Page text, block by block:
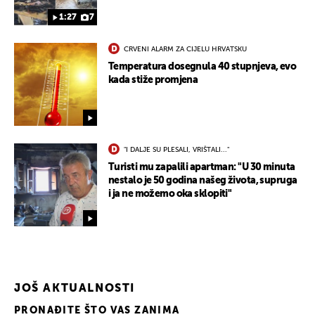
1:27 7
CRVENI ALARM ZA CIJELU HRVATSKU
Temperatura dosegnula 40 stupnjeva, evo
kada stiže promjena
"I DALJE SU PLESALI, VRIŠTALI..."
Turisti mu zapalili apartman: "U 30 minuta
nestalo je 50 godina našeg života, supruga
i ja ne možemo oka sklopiti"
JOŠ AKTUALNOSTI
PRONAĐITE ŠTO VAS ZANIMA